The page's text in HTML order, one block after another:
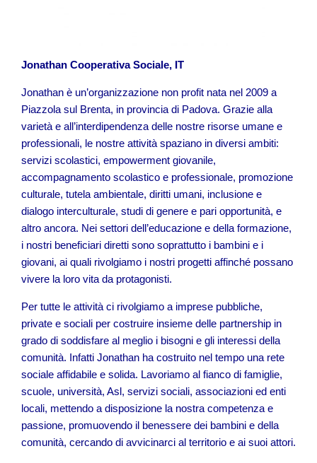
Jonathan Cooperativa Sociale, IT
Jonathan è un’organizzazione non profit nata nel 2009 a
Piazzola sul Brenta, in provincia di Padova. Grazie alla
varietà e all’interdipendenza delle nostre risorse umane e
professionali, le nostre attività spaziano in diversi ambiti:
servizi scolastici, empowerment giovanile,
accompagnamento scolastico e professionale, promozione
culturale, tutela ambientale, diritti umani, inclusione e
dialogo interculturale, studi di genere e pari opportunità, e
altro ancora. Nei settori dell’educazione e della formazione,
i nostri beneficiari diretti sono soprattutto i bambini e i
giovani, ai quali rivolgiamo i nostri progetti affinché possano
vivere la loro vita da protagonisti.
Per tutte le attività ci rivolgiamo a imprese pubbliche,
private e sociali per costruire insieme delle partnership in
grado di soddisfare al meglio i bisogni e gli interessi della
comunità. Infatti Jonathan ha costruito nel tempo una rete
sociale affidabile e solida. Lavoriamo al fianco di famiglie,
scuole, università, Asl, servizi sociali, associazioni ed enti
locali, mettendo a disposizione la nostra competenza e
passione, promuovendo il benessere dei bambini e della
comunità, cercando di avvicinarci al territorio e ai suoi attori.